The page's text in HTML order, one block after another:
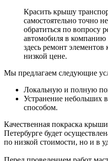
Красить крышу
самостоятельно точно
обратиться по вопросу
автомобиля в
здесь ремонт
низкой цене.
Мы предлагаем следующие
Локальную и полную
Устранение небольших
способом.
Качественная покраска
Петербурге будет
по низкой стоимости, но и в